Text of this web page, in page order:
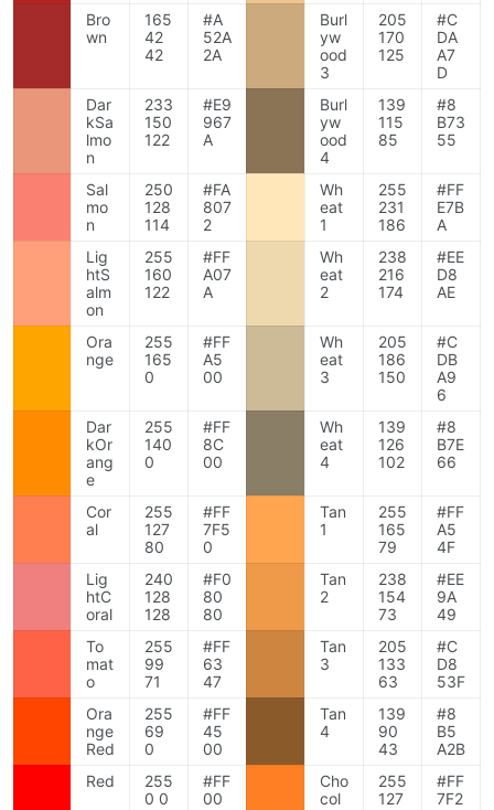
Bro
wn
165
42
42
#A
52A
2A
Burl
yw
ood
3
205
170
125
#C
DA
A7
D
Dar
kSa
lmo
n
233
150
122
#E9
967
A
Burl
yw
ood
4
139
115
85
#8
B73
55
Sal
mo
n
250
128
114
#FA
807
2
Wh
eat
1
255
231
186
#FF
E7B
A
Lig
htS
alm
on
255
160
122
#FF
A07
A
Wh
eat
2
238
216
174
#EE
D8
AE
Ora
nge
255
165
0
#FF
A5
00
Wh
eat
3
205
186
150
#C
DB
A9
6
Dar
kOr
ang
e
255
140
0
#FF
8C
00
Wh
eat
4
139
126
102
#8
B7E
66
Cor
al
255
127
80
#FF
7F5
0
Tan
1
255
165
79
#FF
A5
4F
Lig
htC
oral
240
128
128
#F0
80
80
Tan
2
238
154
73
#EE
9A
49
To
mat
o
255
99
71
#FF
63
47
Tan
3
205
133
63
#C
D8
53F
Ora
nge
Red
255
69
0
#FF
45
00
Tan
4
139
90
43
#8
B5
A2B
Red
255
0 0
#FF
00
Cho
col
255
127
#FF
7F2